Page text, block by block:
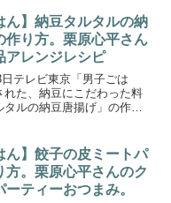
」の作り方をご紹介しま
はん】新企...
ん】納豆タルタルの納
作り方。栗原心平さん
アレンジレシピ
テレビ東京「男子ごは
れた、納豆にこだわった料
ルの納豆唐揚げ」の作り
、料理研究家 栗原心平さん
をと...
ん】餃子の皮ミートパ
方。栗原心平さんのク
ーティーおつまみ。